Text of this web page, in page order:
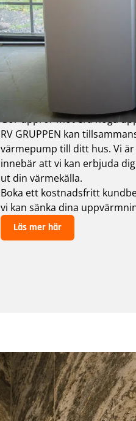
VÄRMEPUMPAR
Värmepump i
Gör uppror mot era höga
RV GRUPPEN kan
värmepump till ditt hus. Vi
innebär att vi kan erbjuda
ut din värmekälla.
Boka ett kostnadsfritt
vi kan sänka dina
Läs mer här